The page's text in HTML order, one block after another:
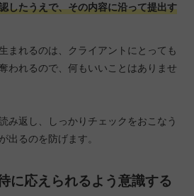
したうえで、その内容に沿って提出す
まれるのは、クライアントにとっても
われるので、何もいいことはありませ
み返し、しっかりチェックをおこなう
出るのを防げます。
に応えられるよう意識する